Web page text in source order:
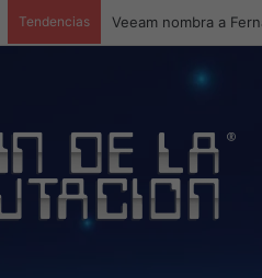
Tendencias Veeam nombra a